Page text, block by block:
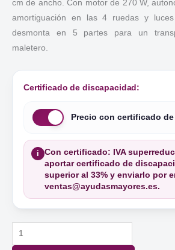
cm de ancho. Con motor de 270 W,
amortiguación en las 4 ruedas y
desmonta en 5 partes para un
maletero.
Certificado de discapacidad:
Precio con certificado
i
Con certificado: IVA
aportar certificado de
superior al 33% y enviarlo por
ventas@ayudasmayores.es.
Scooter
Eléctrico